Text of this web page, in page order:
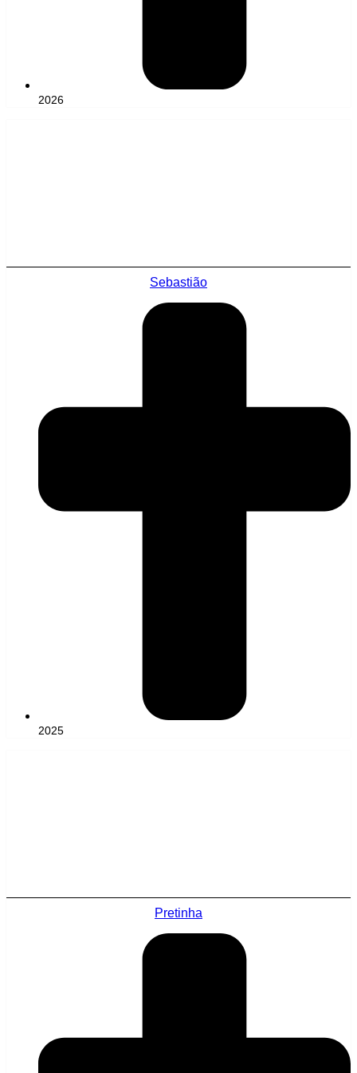
2026
Sebastião
2025
Pretinha